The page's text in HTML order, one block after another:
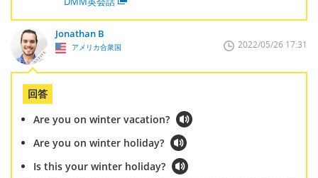
Jonathan B
アメリカ合衆国 2022/05/26 17:31
回答
Are you on winter vacation?
Are you on winter holiday?
Is this your winter holiday?